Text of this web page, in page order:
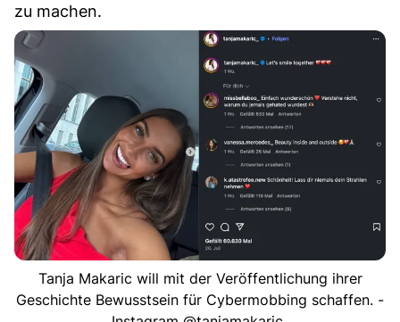
zu machen.
Tanja Makaric will mit der Veröffentlichung ihrer
Geschichte Bewusstsein für Cybermobbing schaffen. -